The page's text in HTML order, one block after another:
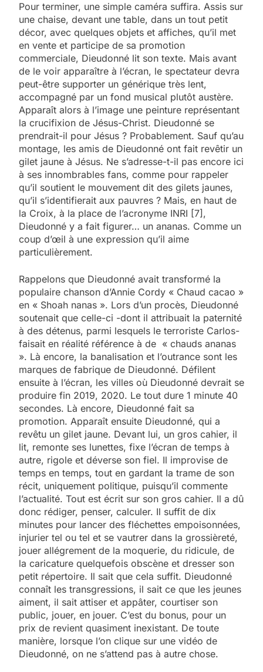
Pour terminer, une simple caméra suffira. Assis sur
une chaise, devant une table, dans un tout petit
décor, avec quelques objets et affiches, qu’il met
en vente et participe de sa promotion
commerciale, Dieudonné lit son texte. Mais avant
de le voir apparaître à l’écran, le spectateur devra
peut-être supporter un générique très lent,
accompagné par un fond musical plutôt austère.
Apparaît alors à l’image une peinture représentant
la crucifixion de Jésus-Christ. Dieudonné se
prendrait-il pour Jésus ? Probablement. Sauf qu’au
montage, les amis de Dieudonné ont fait revêtir un
gilet jaune à Jésus. Ne s’adresse-t-il pas encore ici
à ses innombrables fans, comme pour rappeler
qu’il soutient le mouvement dit des gilets jaunes,
qu’il s’identifierait aux pauvres ? Mais, en haut de
la Croix, à la place de l’acronyme INRI [7],
Dieudonné y a fait figurer… un ananas. Comme un
coup d’œil à une expression qu’il aime
particulièrement.
Rappelons que Dieudonné avait transformé la
populaire chanson d’Annie Cordy « Chaud cacao »
en « Shoah nanas ». Lors d’un procès, Dieudonné
soutenait que celle-ci -dont il attribuait la paternité
à des détenus, parmi lesquels le terroriste Carlos-
faisait en réalité référence à de « chauds ananas
». Là encore, la banalisation et l’outrance sont les
marques de fabrique de Dieudonné. Défilent
ensuite à l’écran, les villes où Dieudonné devrait se
produire fin 2019, 2020. Le tout dure 1 minute 40
secondes. Là encore, Dieudonné fait sa
promotion. Apparaît ensuite Dieudonné, qui a
revêtu un gilet jaune. Devant lui, un gros cahier, il
lit, remonte ses lunettes, fixe l’écran de temps à
autre, rigole et déverse son fiel. Il improvise de
temps en temps, tout en gardant la trame de son
récit, uniquement politique, puisqu’il commente
l’actualité. Tout est écrit sur son gros cahier. Il a dû
donc rédiger, penser, calculer. Il suffit de dix
minutes pour lancer des fléchettes empoisonnées,
injurier tel ou tel et se vautrer dans la grossièreté,
jouer allégrement de la moquerie, du ridicule, de
la caricature quelquefois obscène et dresser son
petit répertoire. Il sait que cela suffit. Dieudonné
connaît les transgressions, il sait ce que les jeunes
aiment, il sait attiser et appâter, courtiser son
public, jouer, en jouer. C’est du bonus, pour un
prix de revient quasiment inexistant. De toute
manière, lorsque l’on clique sur une vidéo de
Dieudonné, on ne s’attend pas à autre chose.